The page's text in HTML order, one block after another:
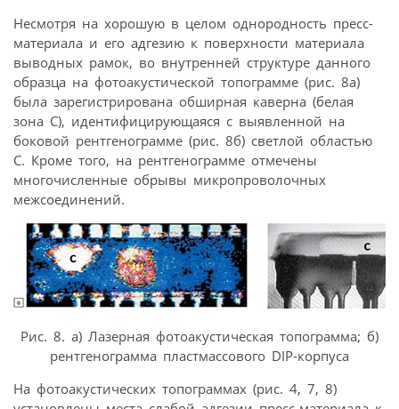
Несмотря на хорошую в целом однородность пресс-
материала и его адгезию к поверхности материала
выводных рамок, во внутренней структуре данного
образца на фотоакустической топограмме (рис. 8а)
была зарегистрирована обширная каверна (белая
зона C), идентифицирующаяся с выявленной на
боковой рентгенограмме (рис. 8б) светлой областью
C. Кроме того, на рентгенограмме отмечены
многочисленные обрывы микропроволочных
межсоединений.
Рис. 8. а) Лазерная фотоакустическая топограмма; б)
рентгенограмма пластмассового DIP-корпуса
На фотоакустических топограммах (рис. 4, 7, 8)